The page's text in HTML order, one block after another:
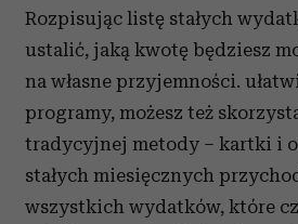
Rozpisując listę stałych
ustalić, jaką kwotę będziesz
na własne przyjemności.
programy, możesz też
tradycyjnej metody – kartki i
stałych miesięcznych
wszystkich wydatków, które